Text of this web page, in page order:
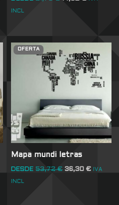
INCL
OFERTA
Mapa mundi letras
DESDE 53,72€ 36,30€ IVA
INCL